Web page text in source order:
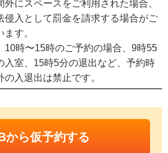
外にスペースをご利用された場合、
侵入として罰金を請求する場合がご
ます。
10時〜15時のご予約の場合、9時55
入室、15時5分の退出など、予約時
の入退出は禁止です。
から仮予約する